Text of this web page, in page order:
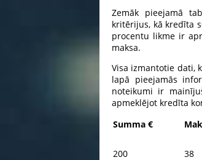
Zemāk pieejamā
kritērijus, kā kredīta
procentu likme ir
maksa.
Visa izmantotie dati,
lapā pieejamās
noteikumi ir
apmeklējot kredīta
Summa €
200 38